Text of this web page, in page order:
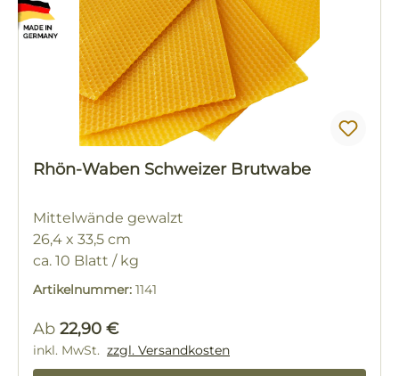
Rhön-Waben Schweizer Brutwabe
Mittelwände gewalzt
26,4 x 33,5 cm
ca. 10 Blatt / kg
Artikelnummer: 1141
Regulärer Preis:
Ab 22,90 €
inkl. MwSt. zzgl. Versandkosten